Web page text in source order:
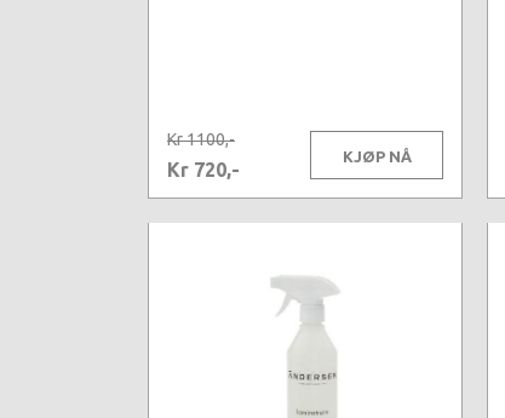
Kr 1100,-
Kr 720,-
KJØP NÅ